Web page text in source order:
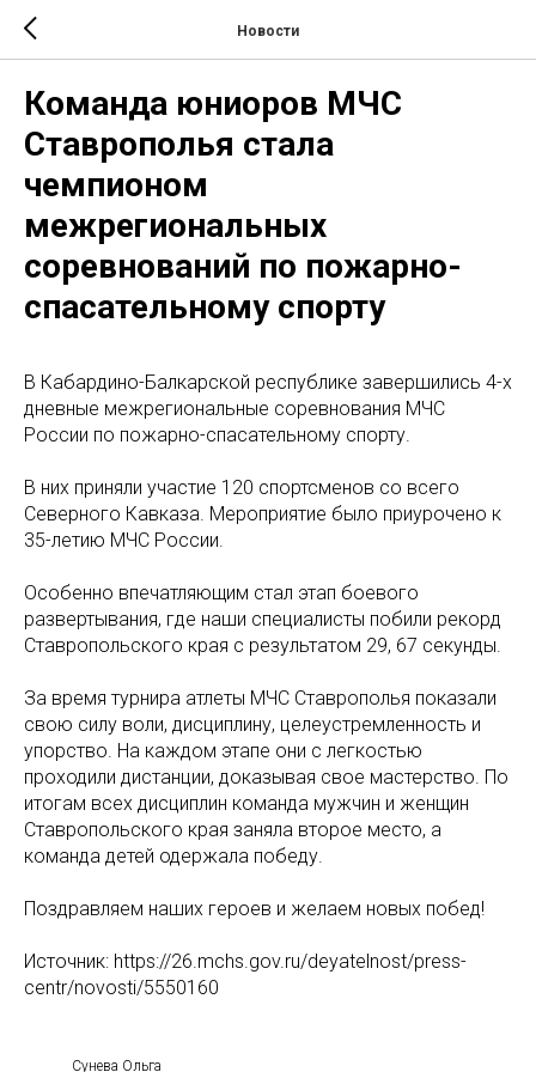
Новости
Команда юниоров МЧС
Ставрополья стала
чемпионом
межрегиональных
соревнований по пожарно-
спасательному спорту
В Кабардино-Балкарской республике завершились 4-х
дневные межрегиональные соревнования МЧС
России по пожарно-спасательному спорту.
В них приняли участие 120 спортсменов со всего
Северного Кавказа. Мероприятие было приурочено к
35-летию МЧС России.
Особенно впечатляющим стал этап боевого
развертывания, где наши специалисты побили рекорд
Ставропольского края с результатом 29, 67 секунды.
За время турнира атлеты МЧС Ставрополья показали
свою силу воли, дисциплину, целеустремленность и
упорство. На каждом этапе они с легкостью
проходили дистанции, доказывая свое мастерство. По
итогам всех дисциплин команда мужчин и женщин
Ставропольского края заняла второе место, а
команда детей одержала победу.
Поздравляем наших героев и желаем новых побед!
Источник: https://26.mchs.gov.ru/deyatelnost/press-
centr/novosti/5550160
Сунева Ольга